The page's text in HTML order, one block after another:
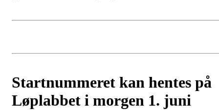
Startnummeret kan hentes på
Løplabbet i morgen 1. juni